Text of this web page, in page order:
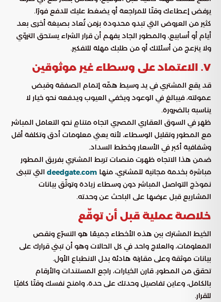
يرفض إعطاءك وقتًا للمراجعة أو يضغط عليك للدفع فورًا.
كثير من العروض التي تبدو محدودة بزمن تُعاد بصيغة أخرى بعد
أيام أو أسابيع، والمطور الجاد يفهم أن قرار الشراء يستحق التروّي
ولا ينزعج من أسئلتك أو من طلبك مهلة للتفكير.
٧. الاعتماد على وسطاء غير موثوقين
قد يقع المشتري في يد وسيط همّه إتمام الصفقة وقبض
عمولته، فيبالغ في الوعود ويخفي العيوب ويدفعه نحو خيار لا
يناسبه بالضرورة.
ظهر في السوق العقاري المصري اتجاه متنامٍ نحو التعامل المباشر
مع المطور وتقليل الوسطاء، لأنه يعني معلومات أدق وتكلفة أقل
وشفافية أكبر في الأسعار وخطط السداد.
ضمن هذا الاتجاه ظهرت منصات تربط المشتري بفريق المطور
مباشرة بخدمة مجانية للمشتري، منها deedgate.com التي تتبنى
نموذج التواصل المباشر دون وسطاء زيادة وتوثّق بيانات
المشاريع قبل عرضها على الباحث عن وحدته.
خلاصة عملية قبل أن توقّع
الخيط المشترك بين هذه الأخطاء جميعًا هو التسرّع ونقص
المعلومات، والعلاج واحد في كل الحالات وهو أن تبني قرارك على
بيانات موثقة وعلى مقارنة هادئة بدل الانطباع الأول.
تحقق من المطور، قارن الخيارات، راجع المستندات والأرقام
بالكامل، وعاين تفاصيل وحدتك على حدة، وامنح نفسك وقتًا كافيًا
للقرار.